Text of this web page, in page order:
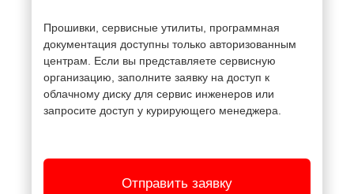
Прошивки, сервисные утилиты, программная
документация доступны только авторизованным
центрам. Если вы представляете сервисную
организацию, заполните заявку на доступ к
облачному диску для сервис инженеров или
запросите доступ у курирующего менеджера.
Отправить заявку